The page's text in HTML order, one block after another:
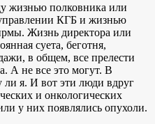
жизнью полковника или
КГБ и жизнью
Жизнь директора или
суета, беготня,
в общем, все прелести
А не все это могут. В
я. И вот эти люди вдруг
и онкологических
у них появлялись опухоли.